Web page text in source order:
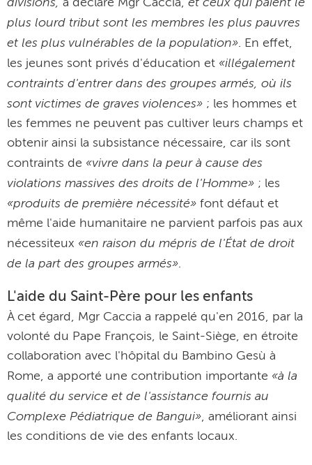
a déclaré Mgr Caccia,
plus lourd tribut sont les membres les plus pauvres
et les plus vulnérables de la population». En effet,
les jeunes sont privés d'éducation et «illégalement
contraints d'entrer dans des groupes armés, où ils
sont victimes de graves violences» ; les hommes et
les femmes ne peuvent pas cultiver leurs champs et
obtenir ainsi la subsistance nécessaire, car ils sont
contraints de «vivre dans la peur à cause des
violations massives des droits de l'Homme» ; les
«produits de première nécessité» font défaut et
même l'aide humanitaire ne parvient parfois pas aux
nécessiteux «en raison du mépris de l'État de droit
de la part des groupes armés».
L'aide du Saint-Père pour les enfants
À cet égard, Mgr Caccia a rappelé qu'en 2016, par la
volonté du Pape François, le Saint-Siège, en étroite
collaboration avec l'hôpital du Bambino Gesù à
Rome, a apporté une contribution importante «à la
qualité du service et de l'assistance fournis au
Complexe Pédiatrique de Bangui», améliorant ainsi
les conditions de vie des enfants locaux.